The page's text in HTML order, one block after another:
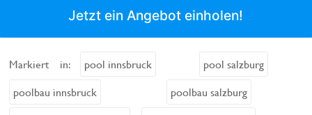
Jetzt ein Angebot einholen!
Markiert in: pool innsbruck
pool salzburg
poolbau innsbruck
poolbau salzburg